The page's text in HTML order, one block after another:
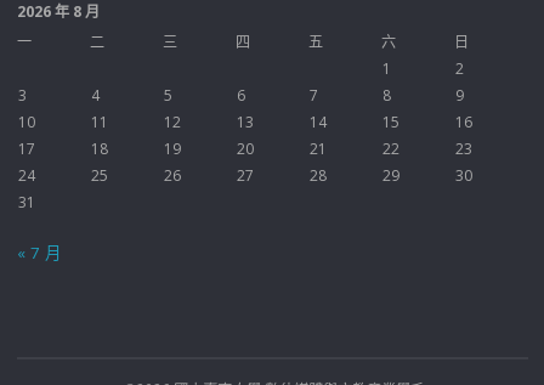
2026 年 8 月
一
二 三 四 五 六
日
1
2
3
4 5 6 7 8
9
10
11 12 13 14 15
16
17
18 19 20 21 22
23
24
25 26 27 28 29
30
31
« 7 月